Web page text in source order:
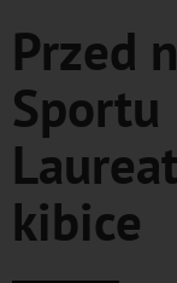
Przed
Sportu
kibice